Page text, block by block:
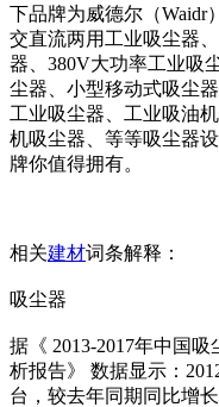
下品牌为威德尔（Waidr
交直流两用工业吸尘器
器、380V大功率工业吸
尘器、小型移动式吸尘
工业吸尘器、工业吸油
机吸尘器、等等吸尘器
牌你值得拥有。
相关建材词条解释：
吸尘器
据《 2013-2017年中国
析报告》 数据显示：
台，较去年同期同比增